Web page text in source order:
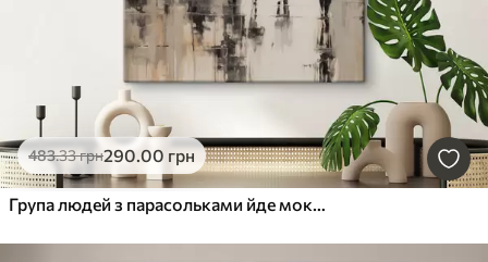
483.33грн290.00 грн
Група людей з парасольками йде мокрою вулицею міста